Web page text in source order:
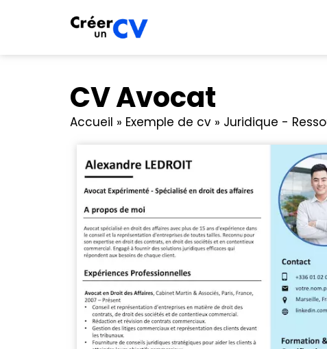
CV Avocat
Accueil » Exemple de cv » Juridique -